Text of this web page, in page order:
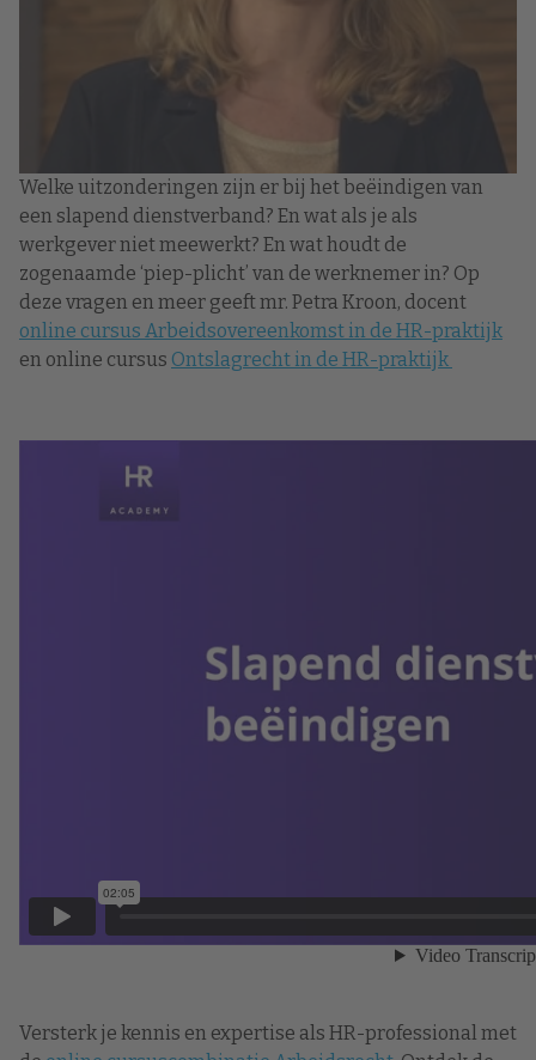
Welke uitzonderingen zijn er bij het beëindigen van
een slapend dienstverband? En wat als je als
werkgever niet meewerkt? En wat houdt de
zogenaamde ‘piep-plicht’ van de werknemer in? Op
deze vragen en meer geeft mr. Petra Kroon, docent
online cursus Arbeidsovereenkomst in de HR-praktijk
en online cursus Ontslagrecht in de HR-praktijk
Versterk je kennis en expertise als HR-professional met